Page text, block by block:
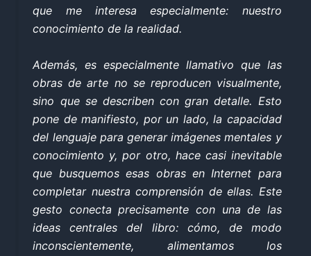
que me interesa especialmente: nuestro
conocimiento de la realidad.
Además, es especialmente llamativo que las
obras de arte no se reproducen visualmente,
sino que se describen con gran detalle. Esto
pone de manifiesto, por un lado, la capacidad
del lenguaje para generar imágenes mentales y
conocimiento y, por otro, hace casi inevitable
que busquemos esas obras en Internet para
completar nuestra comprensión de ellas. Este
gesto conecta precisamente con una de las
ideas centrales del libro: cómo, de modo
inconscientemente, alimentamos los